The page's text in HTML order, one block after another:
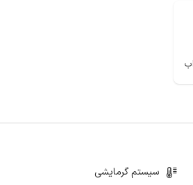
سیستم گرمایشی